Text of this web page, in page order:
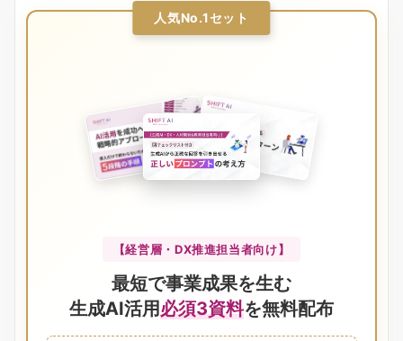
人気No.1セット
【経営層・DX推進担当者向け】
最短で事業成果を生む
生成AI活用必須3資料を無料配布